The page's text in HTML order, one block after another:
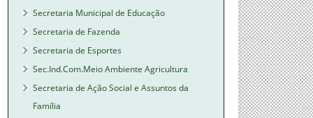
Secretaria Municipal de Educação
Secretaria de Fazenda
Secretaria de Esportes
Sec.Ind.Com.Meio Ambiente Agricultura
Secretaria de Ação Social e Assuntos da
Família